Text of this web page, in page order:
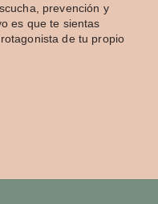
prevención y
es que te sientas
de tu propio